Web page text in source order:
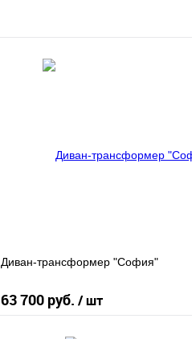
Диван-трансформер "София"
63 700 руб. / шт